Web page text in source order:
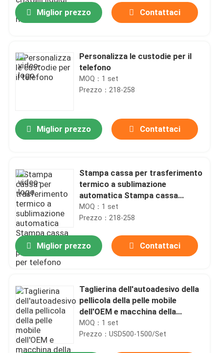
Casa
Prodotti
Circa noi
Miglior prezzo Contattaci
Personalizza le custodie per il
telefono
MOQ：1 set
Prezzo：218-258
Miglior prezzo Contattaci
Stampa cassa per trasferimento
termico a sublimazione
automatica Stampa cassa
mobile per foto personalizzate
per telefono
MOQ：1 set
Prezzo：218-258
Miglior prezzo Contattaci
Taglierina dell'autoadesivo della
pellicola della pelle mobile
dell'OEM e macchina della
stampante
MOQ：1 set
Prezzo：USD500-1500/Set